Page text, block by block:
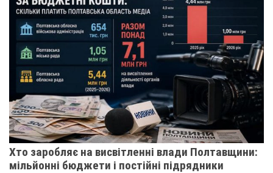
Хто заробляє на висвітленні влади Полтавщини:
мільйонні бюджети і постійні підрядники